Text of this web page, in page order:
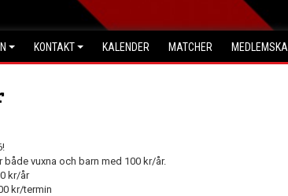
KONTAKT KALENDER MATCHER
vuxna och barn med 100 kr/år.
kr/år
kr/termin